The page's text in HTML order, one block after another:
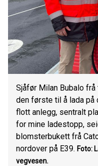
Sjåfør Milan Bubalo
den første til å lada på
flott anlegg, sentralt
for mine ladestopp,
blomsterbukett frå
nordover på E39. Foto:
vegvesen.